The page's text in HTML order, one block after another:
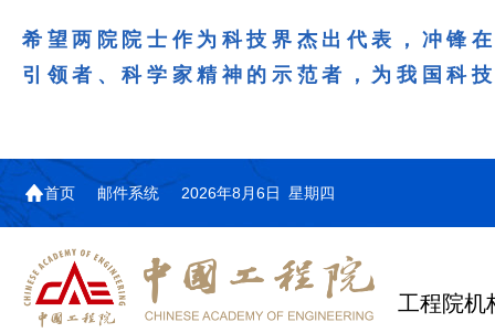
希望两院院士作为科技界杰出代表，冲锋
引领者、科学家精神的示范者，为我国科
首页 邮件系统 2026年8月6日 星期四
工程院机